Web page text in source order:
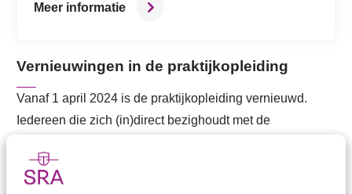
Meer informatie
Vernieuwingen in de praktijkopleiding
Vanaf 1 april 2024 is de praktijkopleiding vernieuwd.
Iedereen die zich (in)direct bezighoudt met de
In alle jaren van de praktijkopleiding zijn structurele